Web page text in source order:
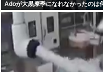
Adoが大黒摩季になれなかったのは